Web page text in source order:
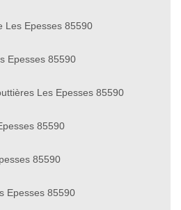
Les Epesses 85590
Epesses 85590
Les Epesses 85590
85590
85590
Epesses 85590